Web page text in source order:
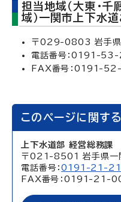
担当地域（大東・千
域）一関市上下水
〒029-0803 岩手県
電話番号：0191-
FAX番号：0191-
このページに関す
上下水道部 経営総務課
〒021-8501 岩手県一
電話番号：0191-21-
FAX番号：0191-21-